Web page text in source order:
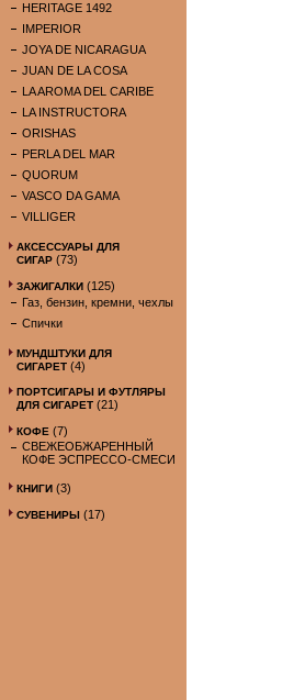
HERITAGE 1492
IMPERIOR
JOYA DE NICARAGUA
JUAN DE LA COSA
LA AROMA DEL CARIBE
LA INSTRUCTORA
ORISHAS
PERLA DEL MAR
QUORUM
VASCO DA GAMA
VILLIGER
АКСЕССУАРЫ ДЛЯ
СИГАР (73)
ЗАЖИГАЛКИ (125)
Газ, бензин, кремни, чехлы
Спички
МУНДШТУКИ ДЛЯ
СИГАРЕТ (4)
ПОРТСИГАРЫ И ФУТЛЯРЫ
ДЛЯ СИГАРЕТ (21)
КОФЕ (7)
СВЕЖЕОБЖАРЕННЫЙ
КОФЕ ЭСПРЕССО-СМЕСИ
КНИГИ (3)
СУВЕНИРЫ (17)